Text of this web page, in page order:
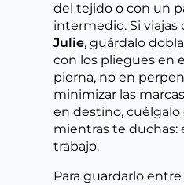
del tejido o con un
intermedio. Si viajas
Julie, guárdalo
con los pliegues en
pierna, no en
minimizar las
en destino, cuélgalo
mientras te duchas:
trabajo.
Para guardarlo